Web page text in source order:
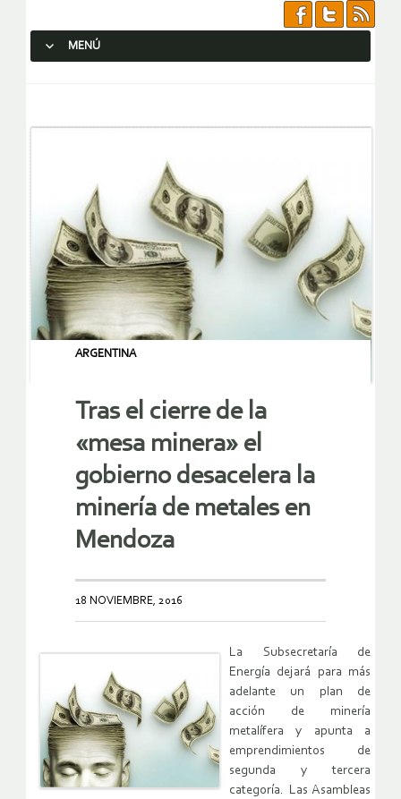
MENÚ
ARGENTINA
Tras el cierre de la
«mesa minera» el
gobierno desacelera la
minería de metales en
Mendoza
18 NOVIEMBRE, 2016
La Subsecretaría de
Energía dejará para más
adelante un plan de
acción de minería
metalífera y apunta a
emprendimientos de
segunda y tercera
categoría. Las Asambleas